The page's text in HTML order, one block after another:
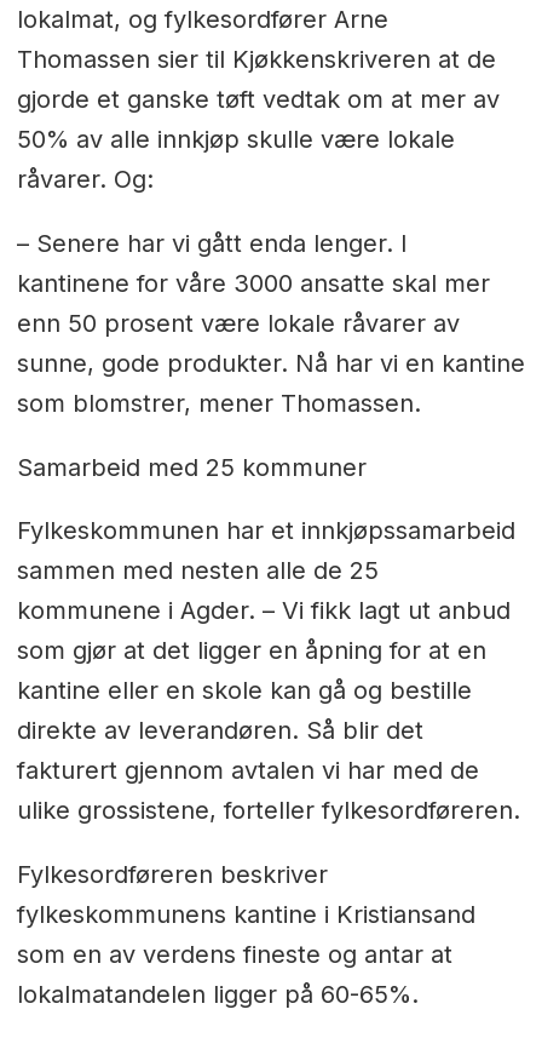
lokalmat, og fylkesordfører Arne
Thomassen sier til Kjøkkenskriveren at de
gjorde et ganske tøft vedtak om at mer av
50% av alle innkjøp skulle være lokale
råvarer. Og:
– Senere har vi gått enda lenger. I
kantinene for våre 3000 ansatte skal mer
enn 50 prosent være lokale råvarer av
sunne, gode produkter. Nå har vi en kantine
som blomstrer, mener Thomassen.
Samarbeid med 25 kommuner
Fylkeskommunen har et innkjøpssamarbeid
sammen med nesten alle de 25
kommunene i Agder. – Vi fikk lagt ut anbud
som gjør at det ligger en åpning for at en
kantine eller en skole kan gå og bestille
direkte av leverandøren. Så blir det
fakturert gjennom avtalen vi har med de
ulike grossistene, forteller fylkesordføreren.
Fylkesordføreren beskriver
fylkeskommunens kantine i Kristiansand
som en av verdens fineste og antar at
lokalmatandelen ligger på 60-65%.